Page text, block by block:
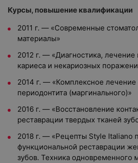
Курсы, повышение квалификации
2011 г. — «Современные
материалы»
2012 г. — «Диагностика, лечение
кариеса и некариозных
2014 г. — «Комплексное лечение
периодонтита (маргинального)»
2016 г. — «Восстановление
реставрации твердых тканей
2018 г. — «Рецепты Style Italiano
функциональной реставрации
зубов. Техника одновременного